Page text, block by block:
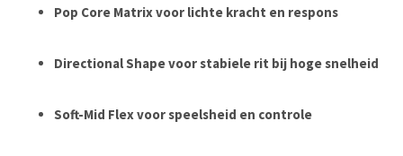
Pop Core Matrix voor lichte kracht en respons
Directional Shape voor stabiele rit bij hoge snelheid
Soft-Mid Flex voor speelsheid en controle